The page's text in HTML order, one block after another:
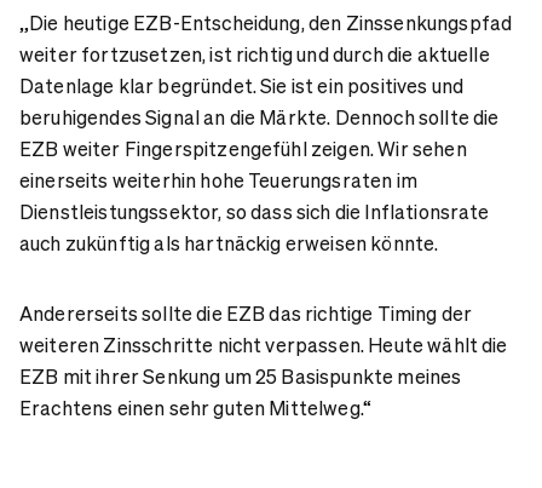
„Die heutige EZB-Entscheidung, den Zinssenkungspfad
weiter fortzusetzen, ist richtig und durch die aktuelle
Datenlage klar begründet. Sie ist ein positives und
beruhigendes Signal an die Märkte. Dennoch sollte die
EZB weiter Fingerspitzengefühl zeigen. Wir sehen
einerseits weiterhin hohe Teuerungsraten im
Dienstleistungssektor, so dass sich die Inflationsrate
auch zukünftig als hartnäckig erweisen könnte.
Andererseits sollte die EZB das richtige Timing der
weiteren Zinsschritte nicht verpassen. Heute wählt die
EZB mit ihrer Senkung um 25 Basispunkte meines
Erachtens einen sehr guten Mittelweg.“